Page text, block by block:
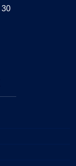
30